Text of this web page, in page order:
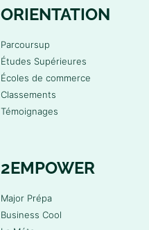
ORIENTATION
Parcoursup
Études Supérieures
Écoles de commerce
Classements
Témoignages
2EMPOWER
Major Prépa
Business Cool